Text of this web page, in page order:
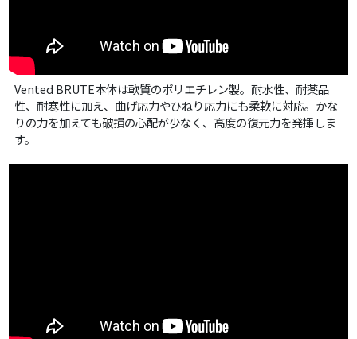
Vented BRUTE本体は軟質のポリエチレン製。耐水性、耐薬品
性、耐寒性に加え、曲げ応力やひねり応力にも柔軟に対応。かな
りの力を加えても破損の心配が少なく、高度の復元力を発揮しま
す。